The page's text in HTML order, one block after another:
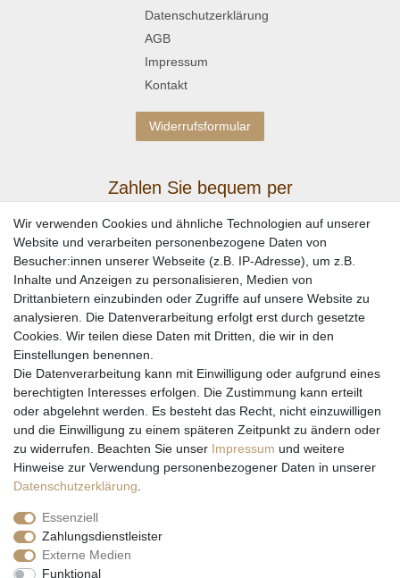
Datenschutzerklärung
AGB
Impressum
Kontakt
Widerrufsformular
Zahlen Sie bequem per
Wir versenden mit
* Alle Preise inkl. gesetzl. Mehrwertsteuer zzgl. Versandkosten und ggf.
Wir verwenden Cookies und ähnliche Technologien auf unserer
Website und verarbeiten personenbezogene Daten von
Besucher:innen unserer Webseite (z.B. IP-Adresse), um z.B.
Inhalte und Anzeigen zu personalisieren, Medien von
Drittanbietern einzubinden oder Zugriffe auf unsere Website zu
analysieren. Die Datenverarbeitung erfolgt erst durch gesetzte
Cookies. Wir teilen diese Daten mit Dritten, die wir in den
Einstellungen benennen.
Die Datenverarbeitung kann mit Einwilligung oder aufgrund eines
berechtigten Interesses erfolgen. Die Zustimmung kann erteilt
oder abgelehnt werden. Es besteht das Recht, nicht einzuwilligen
und die Einwilligung zu einem späteren Zeitpunkt zu ändern oder
zu widerrufen. Beachten Sie unser Impressum und weitere
Hinweise zur Verwendung personenbezogener Daten in unserer
Daten­schutz­erklärung
Essenziell
Zahlungsdienstleister
Externe Medien
Funktional